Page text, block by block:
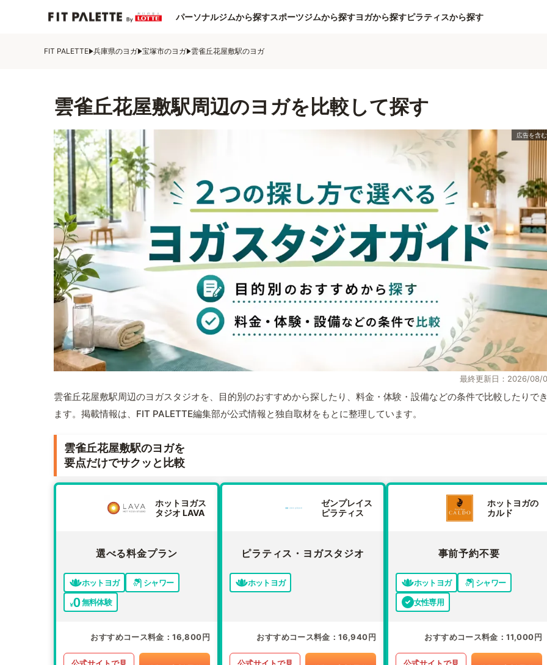
パーソナルジムから探すスポーツジムから探すヨガから探すピラティスから探す
FIT PALETTE 兵庫県のヨガ 宝塚市のヨガ 雲雀丘花屋敷駅のヨガ
雲雀丘花屋敷駅周辺のヨガを比較して探す
最終更新日：2026/08/
雲雀丘花屋敷駅周辺のヨガスタジオを、目的別のおすすめから探したり、料金・体験・設備などの条件で比較したりで
ます。掲載情報は、FIT PALETTE編集部が公式情報と独自取材をもとに整理しています。
雲雀丘花屋敷駅のヨガを
要点だけでサクッと比較
ホットヨガス
タジオ LAVA
選べる料金プラン
ホットヨガ
シャワー
無料体験
おすすめコース料金 16,800円
ゼンプレイス
ピラティス
ピラティス・ヨガスタジオ
ホットヨガ
おすすめコース料金 16,940円
ホットヨガの
カルド
事前予約不要
ホットヨガ
シャワー
女性専用
おすすめコース料金 11,000円